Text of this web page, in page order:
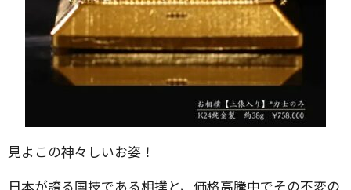
見よこの神々しいお姿！
日本が誇る国技である相撲と、価格高騰中でその不変の